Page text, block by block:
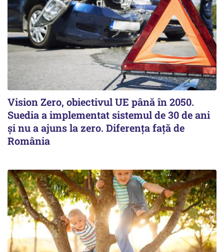
Vision Zero, obiectivul UE până în 2050.
Suedia a implementat sistemul de 30 de ani
şi nu a ajuns la zero. Diferenţa faţă de
România